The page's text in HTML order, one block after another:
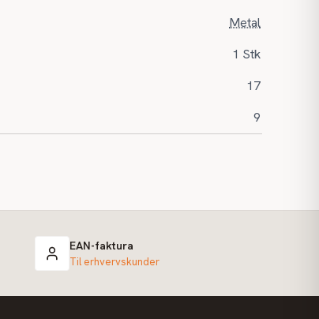
Metal
1 Stk
17
9
EAN-faktura
Til erhvervskunder